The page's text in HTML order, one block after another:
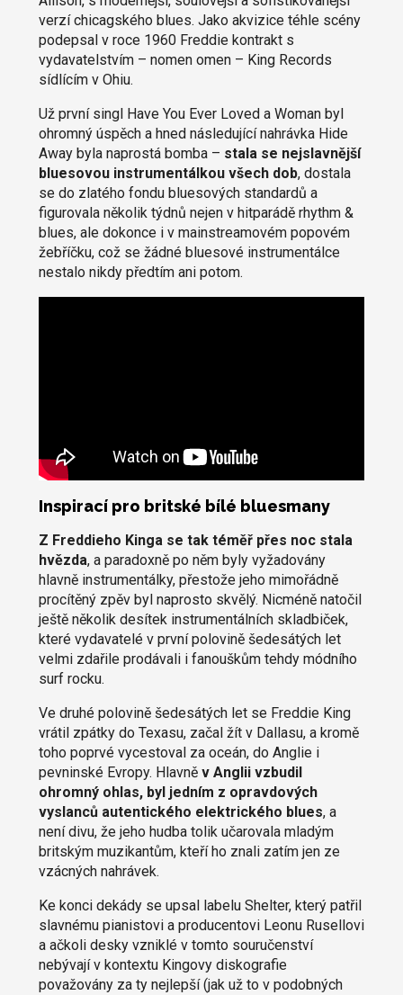
verzí chicagského blues. Jako akvizice téhle scény
podepsal v roce 1960 Freddie kontrakt s
vydavatelstvím – nomen omen – King Records
sídlícím v Ohiu.
Už první singl Have You Ever Loved a Woman byl
ohromný úspěch a hned následující nahrávka Hide
Away byla naprostá bomba – stala se nejslavnější
bluesovou instrumentálkou všech dob, dostala
se do zlatého fondu bluesových standardů a
figurovala několik týdnů nejen v hitparádě rhythm &
blues, ale dokonce i v mainstreamovém popovém
žebříčku, což se žádné bluesové instrumentálce
nestalo nikdy předtím ani potom.
Inspirací pro britské bílé bluesmany
Z Freddieho Kinga se tak téměř přes noc stala
hvězda, a paradoxně po něm byly vyžadovány
hlavně instrumentálky, přestože jeho mimořádně
procítěný zpěv byl naprosto skvělý. Nicméně natočil
ještě několik desítek instrumentálních skladbiček,
které vydavatelé v první polovině šedesátých let
velmi zdařile prodávali i fanouškům tehdy módního
surf rocku.
Ve druhé polovině šedesátých let se Freddie King
vrátil zpátky do Texasu, začal žít v Dallasu, a kromě
toho poprvé vycestoval za oceán, do Anglie i
pevninské Evropy. Hlavně v Anglii vzbudil
ohromný ohlas, byl jedním z opravdových
vyslanců autentického elektrického blues, a
není divu, že jeho hudba tolik učarovala mladým
britským muzikantům, kteří ho znali zatím jen ze
vzácných nahrávek.
Ke konci dekády se upsal labelu Shelter, který patřil
slavnému pianistovi a producentovi Leonu Rusellovi
a ačkoli desky vzniklé v tomto souručenství
nebývají v kontextu Kingovy diskografie
považovány za ty nejlepší (jak už to v podobných